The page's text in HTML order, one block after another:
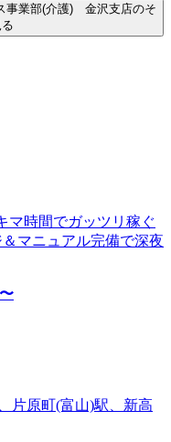
事業部(介護) 金沢支店のそ
マ時間でガッツリ稼ぐ
マニュアル完備で深夜
片原町(富山)駅、新高